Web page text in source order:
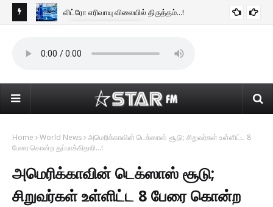
லிட்ரோ எரிவாயு விலையில் திருத்தம்...!
Home World News அமெரிக்காவின் டெக்‌ஸாஸ் சூடு; சிறுவர்கள் உள்ளிட்ட 8
பேரை கொன்ற துப்பாக்கிதாரி...!
அமெரிக்காவின் டெக்‌ஸாஸ் சூடு;
சிறுவர்கள் உள்ளிட்ட 8 பேரை கொன்ற